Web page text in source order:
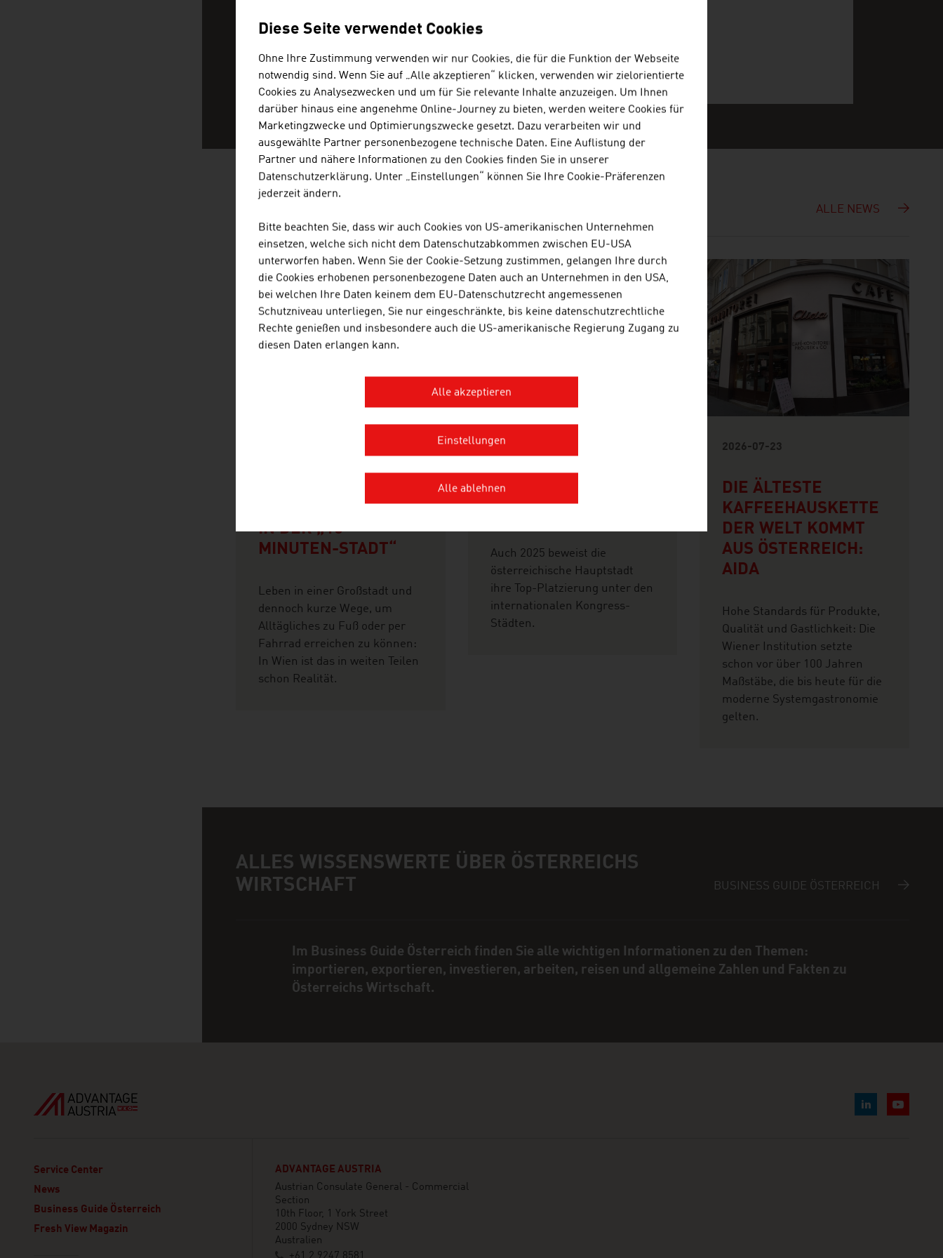
ADVANTAGE AUSTRIA SYDNEY
+61 2 9247 8581
sydney@advantageaustria.org
ALLE NEWS
Unsere News
LEBENSQUALITÄT –
IN DER „15-
MINUTEN-STADT“
Leben in einer Großstadt und
dennoch kurze Wege, um
Alltägliches zu Fuß oder per
Fahrrad erreichen zu können:
In Wien ist das in weiten Teilen
schon Realität.
WIEN IST AUF PLATZ
1 IM KONGRESS-
Auch 2025 beweist die
österreichische Hauptstadt
ihre Top-Platzierung unter den
internationalen Kongress-
Städten.
2026-07-23
DIE ÄLTESTE
KAFFEEHAUSKETTE
DER WELT KOMMT
AUS ÖSTERREICH:
AIDA
Hohe Standards für Produkte,
Qualität und Gastlichkeit: Die
Wiener Institution setzte
schon vor über 100 Jahren
Maßstäbe, die bis heute für die
moderne Systemgastronomie
gelten.
Infobox
ALLES WISSENSWERTE ÜBER ÖSTERREICHS
WIRTSCHAFT
BUSINESS GUIDE ÖSTERREICH
Im Business Guide Österreich finden Sie alle wichtigen Informationen zu den Themen:
importieren, exportieren, investieren, arbeiten, reisen und allgemeine Zahlen und Fakten zu
Österreichs Wirtschaft.
Service Center
News
Business Guide Österreich
Fresh View Magazin
ADVANTAGE AUSTRIA
Austrian Consulate General - Commercial
Section
10th Floor, 1 York Street
2000 Sydney NSW
Australien
Diese Seite verwendet Cookies
Ohne Ihre Zustimmung verwenden wir nur Cookies, die für die Funktion der Webseite
notwendig sind. Wenn Sie auf „Alle akzeptieren“ klicken, verwenden wir zielorientierte
Cookies zu Analysezwecken und um für Sie relevante Inhalte anzuzeigen. Um Ihnen
darüber hinaus eine angenehme Online-Journey zu bieten, werden weitere Cookies für
Marketingzwecke und Optimierungszwecke gesetzt. Dazu verarbeiten wir und
ausgewählte Partner personenbezogene technische Daten. Eine Auflistung der
Partner und nähere Informationen zu den Cookies finden Sie in unserer
Datenschutzerklärung. Unter „Einstellungen“ können Sie Ihre Cookie-Präferenzen
jederzeit ändern.
Bitte beachten Sie, dass wir auch Cookies von US-amerikanischen Unternehmen
einsetzen, welche sich nicht dem Datenschutzabkommen zwischen EU-USA
unterworfen haben. Wenn Sie der Cookie-Setzung zustimmen, gelangen Ihre durch
die Cookies erhobenen personenbezogene Daten auch an Unternehmen in den USA,
bei welchen Ihre Daten keinem dem EU-Datenschutzrecht angemessenen
Schutzniveau unterliegen, Sie nur eingeschränkte, bis keine datenschutzrechtliche
Rechte genießen und insbesondere auch die US-amerikanische Regierung Zugang zu
diesen Daten erlangen kann.
Alle akzeptieren
Einstellungen
Alle ablehnen